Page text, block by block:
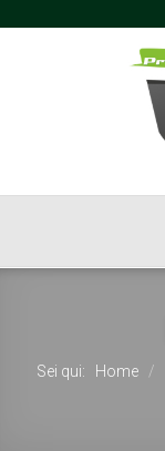
Sei qui: Home /